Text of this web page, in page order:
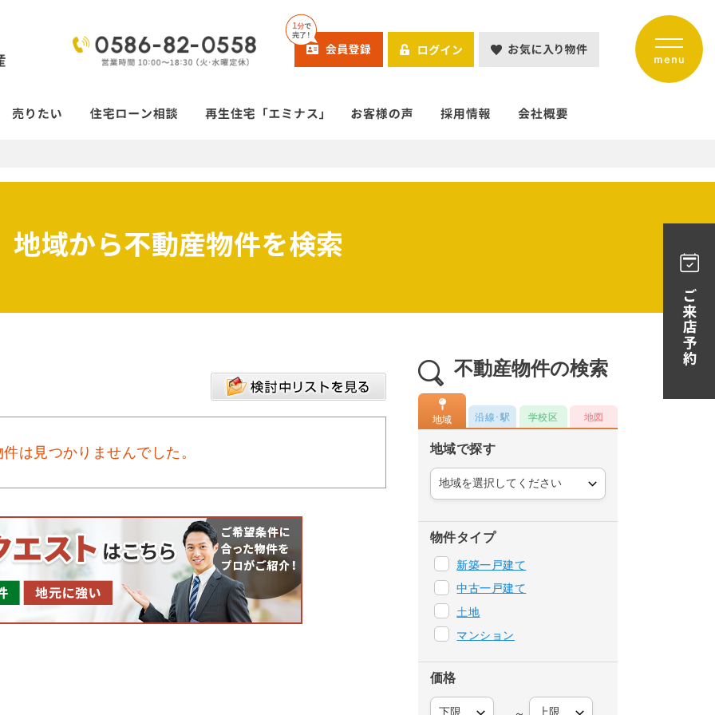
地域から不動産物件を検索
は見つかりませんでした。
不動産物件の検索
地域 沿線･駅 学校区 地図
地域で探す
物件タイプ
新築一戸建て
中古一戸建て
土地
マンション
価格